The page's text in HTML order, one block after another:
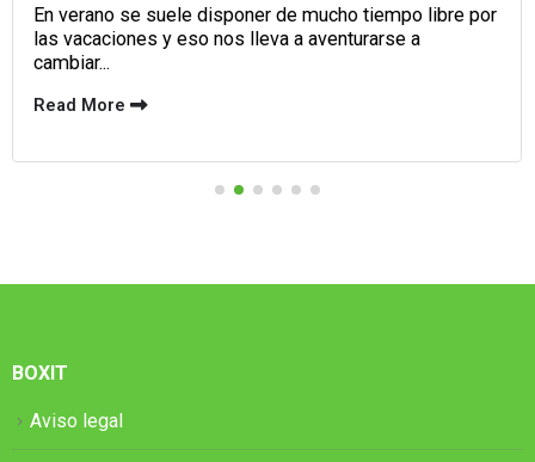
En verano se suele disponer de mucho tiempo libre por
las vacaciones y eso nos lleva a aventurarse a
cambiar...
Read More
BOXIT
Aviso legal